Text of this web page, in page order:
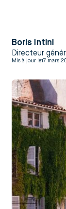
Boris Intini
Directeur
Mis à jour le17 mars